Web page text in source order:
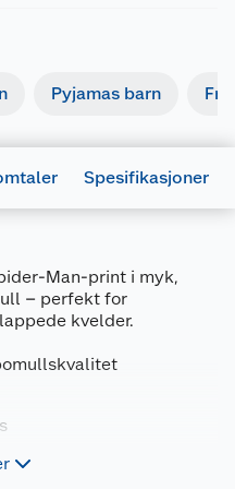
Pyjamas barn
Spesifikasjoner
Man-print i myk,
– perfekt for
kvelder.
5706323541873
SP60061